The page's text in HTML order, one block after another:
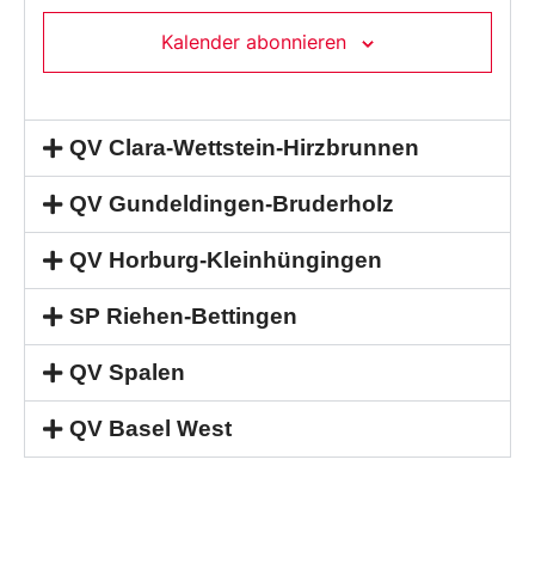
Kalender abonnieren
QV Clara-Wettstein-Hirzbrunnen
QV Gundeldingen-Bruderholz
QV Horburg-Kleinhüngingen
SP Riehen-Bettingen
QV Spalen
QV Basel West